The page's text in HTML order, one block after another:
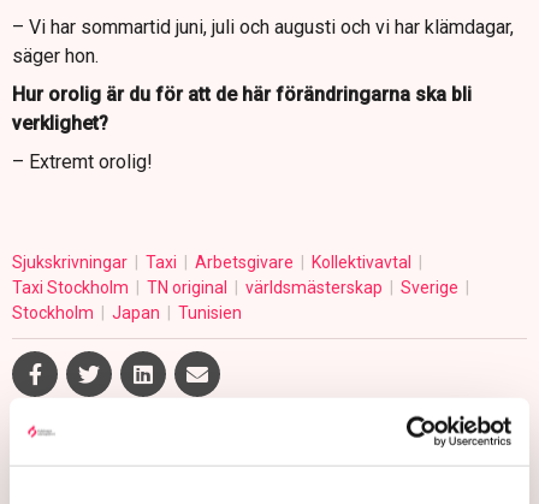
– Vi har sommartid juni, juli och augusti och vi har klämdagar,
säger hon.
Hur orolig är du för att de här förändringarna ska bli
verklighet?
– Extremt orolig!
Sjukskrivningar Taxi Arbetsgivare
Kollektivavtal
Taxi Stockholm
TN original världsmästerskap
Sverige
Stockholm
Japan Tunisien
Stina Bengtsson
stina.bengtsson@tn.se